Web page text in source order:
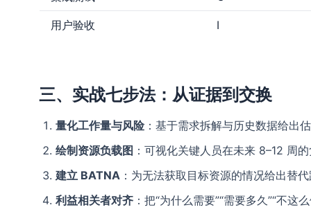
用户验收 I
三、实战七步法：从证据到交换
量化工作量与风险：基于需求拆解与历史数据给出
绘制资源负载图 ：可视化关键人员在未来 8–12 周
建立 BATNA ：为无法获取目标资源的情况给出替
利益相关者对齐 ：把“为什么需要”“需要多久”“不